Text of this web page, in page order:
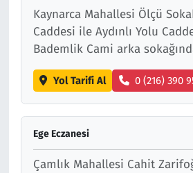
Kaynarca Mahallesi Ölçü
Caddesi ile Aydınlı Yolu
Bademlik Cami arka
Yol Tarifi Al 0 (216) 390
Ege Eczanesi
Çamlık Mahallesi Cahit